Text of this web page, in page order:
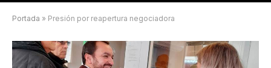
Portada » Presión por reapertura negociadora